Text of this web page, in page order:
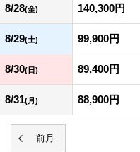
8/28(金) 140,300円
8/29(土) 99,900円
8/30(日) 89,400円
8/31(月) 88,900円